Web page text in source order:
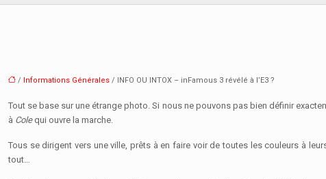
/ Informations Générales / INFO OU INTOX – inFamous 3 révélé à l’E3 ?
Tout se base sur une étrange photo. Si nous ne pouvons pas bien définir
à Cole qui ouvre la marche.
Tous se dirigent vers une ville, prêts à en faire voir de toutes les couleurs à
tout…